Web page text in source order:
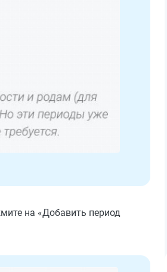
на «Добавить период